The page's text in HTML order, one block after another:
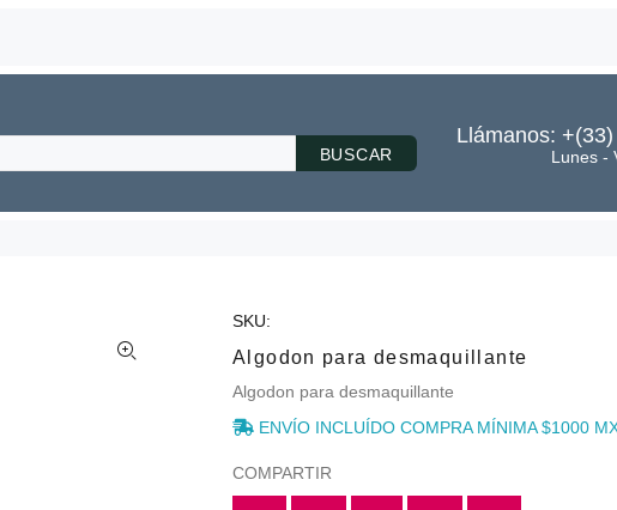
BUSCAR
Llámanos:
Lunes -
SKU:
Algodon para desmaquillante
Algodon para desmaquillante
ENVÍO INCLUÍDO COMPRA MÍNIMA $1000
COMPARTIR